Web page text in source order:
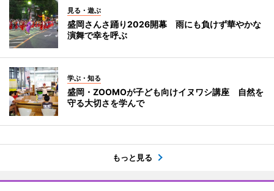
見る・遊ぶ
盛岡さんさ踊り2026開幕 雨にも負けず華やかな
演舞で幸を呼ぶ
学ぶ・知る
盛岡・ZOOMOが子ども向けイヌワシ講座 自然を
守る大切さを学んで
もっと見る